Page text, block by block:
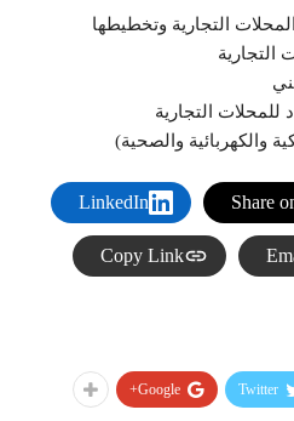
التجارية وتخطيطها
للمحلات التجارية
والكهربائية والصحية)
Share
LinkedIn
Copy Link
Twitter
Google+